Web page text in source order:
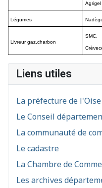
Agrigel
Légumes
Livreur gaz,charbon
SMC,
Liens utiles
La préfecture de l'Oise
Le Conseil
La communauté de
Le cadastre
La Chambre de
Les archives